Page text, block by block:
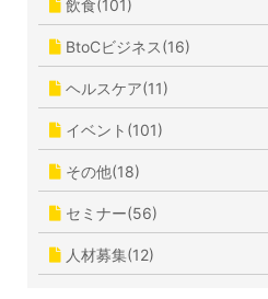
飲食(101)
BtoCビジネス(16)
ヘルスケア(11)
イベント(101)
その他(18)
セミナー(56)
人材募集(12)